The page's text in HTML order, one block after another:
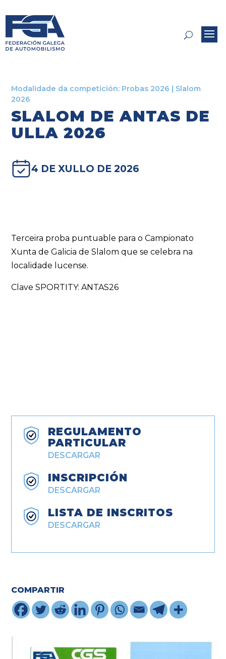
Modalidade da competición: Probas 2026 | Slalom
2026
SLALOM DE ANTAS DE
ULLA 2026
4 DE XULLO DE 2026
Terceira proba puntuable para o Campionato
Xunta de Galicia de Slalom que se celebra na
localidade lucense.
Clave SPORTITY: ANTAS26
REGULAMENTO
PARTICULAR
DESCARGAR
INSCRIPCIÓN
DESCARGAR
LISTA DE INSCRITOS
DESCARGAR
COMPARTIR